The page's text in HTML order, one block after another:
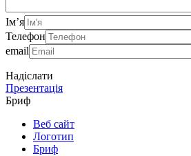
Ім’я
Телефон
email
Надіслати
Презентація
Бриф
Веб сайт
Логотип
Бриф